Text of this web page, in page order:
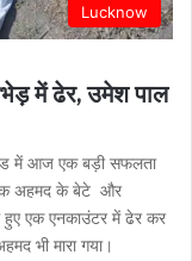
Lucknow
में ढेर, उमेश पाल
में आज एक बड़ी सफलता
अहमद के बेटे और
हुए एक एनकाउंटर में ढेर कर
भी मारा गया।